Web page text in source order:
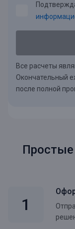
Все расчеты
Окончательный
после полной